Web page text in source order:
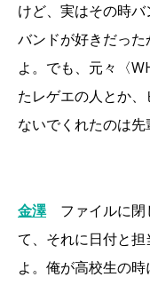
けど、実はその時バ
バンドが好きだっ
よ。でも、元々〈
たレゲエの人とか
ないでくれたのは先
金澤
ファイルに
て、それに日付と
よ。俺が高校生の